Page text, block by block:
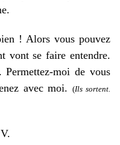
! Alors vous pouvez
vont se faire entendre.
moi de vous
avec moi. (Ils sortent.